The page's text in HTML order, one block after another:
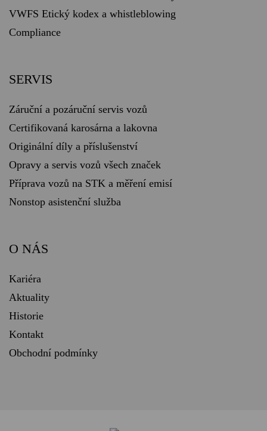
VWFS Etický kodex a whistleblowing
Compliance
SERVIS
Záruční a pozáruční servis vozů
Certifikovaná karosárna a lakovna
Originální díly a příslušenství
Opravy a servis vozů všech značek
Příprava vozů na STK a měření emisí
Nonstop asistenční služba
O NÁS
Kariéra
Aktuality
Historie
Kontakt
Obchodní podmínky